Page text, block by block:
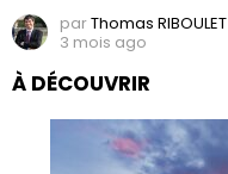
parThomas RIBOULET
3 mois ago
À DÉCOUVRIR